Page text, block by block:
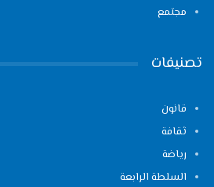
مجتمع
تصنيفات
قانون
ثقافة
رياضة
السلطة الرابعة